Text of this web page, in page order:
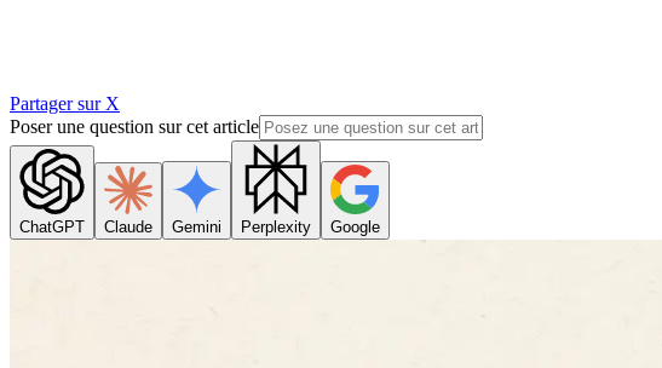
Partager sur X
Poser une question sur cet article
ChatGPT Claude Gemini Perplexity Google